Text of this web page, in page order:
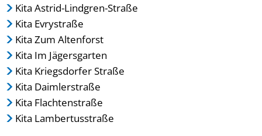
Kita Astrid-Lindgren-Straße
Kita Evrystraße
Kita Zum Altenforst
Kita Im Jägersgarten
Kita Kriegsdorfer Straße
Kita Daimlerstraße
Kita Flachtenstraße
Kita Lambertusstraße